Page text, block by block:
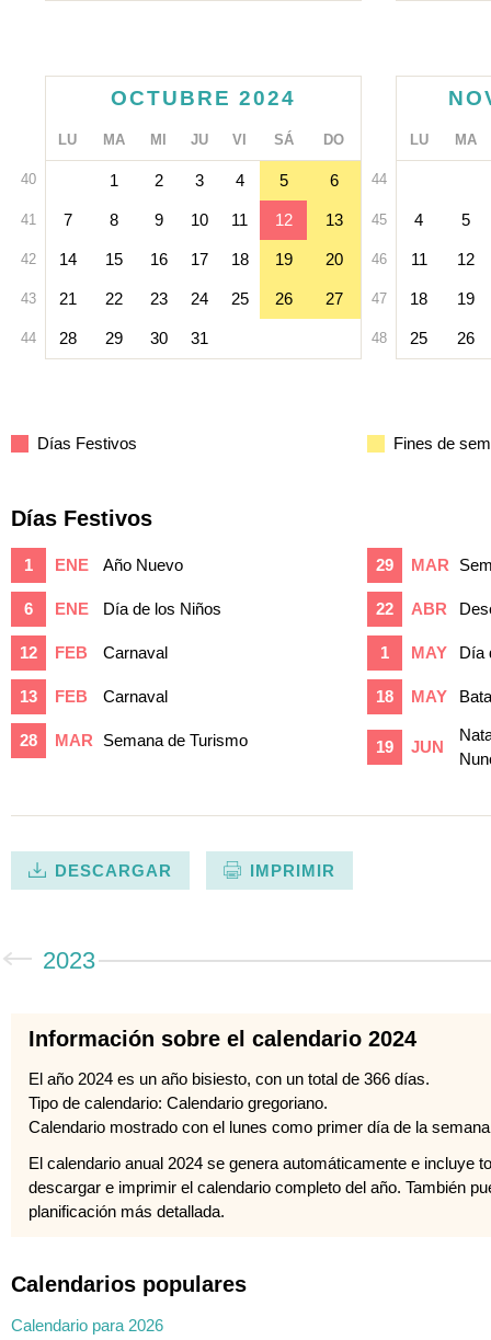
OCTUBRE 2024
LU MA MI JU VI SÁ DO
40 1 2 3 4 5 6
41 7 8 9 10 11 12 13
42 14 15 16 17 18 19 20
43 21 22 23 24 25 26 27
44 28 29 30 31
LU MA
44
45 4 5
46 11 12
47 18 19
48 25 26
Días Festivos Fines de
Días Festivos
1 ENE Año Nuevo
6 ENE Día de los Niños
12 FEB Carnaval
13 FEB Carnaval
28 MAR Semana de Turismo
29 MAR
22 ABR
1 MAY Día
18 MAY
19 JUN
DESCARGAR IMPRIMIR
2023
Información sobre el calendario 2024
El año 2024 es un año bisiesto, con un total de 366 días.
Tipo de calendario: Calendario gregoriano.
Calendario mostrado con el lunes como primer día de la
El calendario anual 2024 se genera automáticamente e
descargar e imprimir el calendario completo del año. También
planificación más detallada.
Calendarios populares
Calendario para 2026